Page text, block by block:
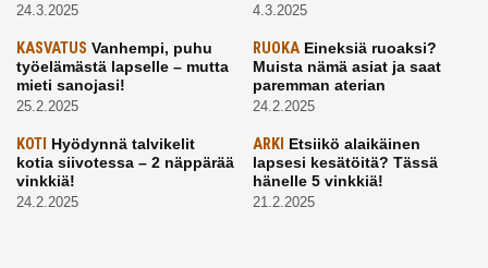
24.3.2025 4.3.2025
KASVATUS Vanhempi, puhu
työelämästä lapselle – mutta
mieti sanojasi!
25.2.2025
RUOKAEineksiä ruoaksi?
Muista nämä asiat ja saat
paremman aterian
24.2.2025
KOTI Hyödynnä talvikelit
kotia siivotessa – 2 näppärää
vinkkiä!
24.2.2025
ARKI Etsiikö alaikäinen
lapsesi kesätöitä? Tässä
hänelle 5 vinkkiä!
21.2.2025